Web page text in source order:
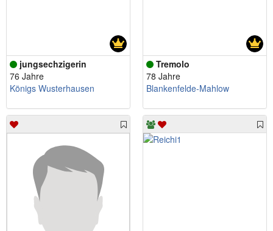
jungsechzigerin
76 Jahre
Königs Wusterhausen
Tremolo
78 Jahre
Blankenfelde-Mahlow